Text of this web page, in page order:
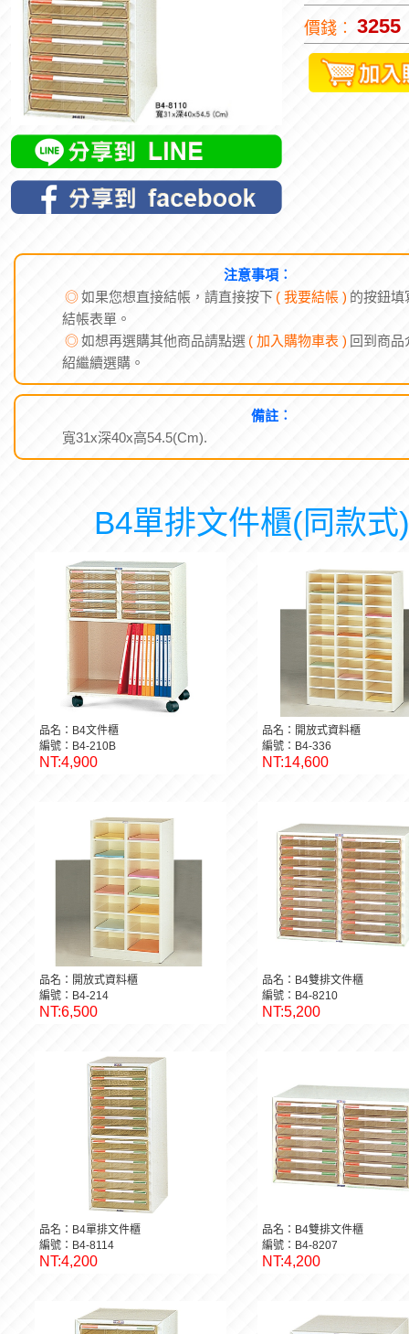
價錢︰ 3255
注意事項︰
◎如果您想直接結帳，請直接按下 ( 我要結帳 ) 的按鈕填
結帳表單。
◎如想再選購其他商品請點選 ( 加入購物車表 ) 回到商品
紹繼續選購。
備註︰
寬31x深40x高54.5(Cm).
B4單排文件櫃(同款式)
品名：B4文件櫃
編號：B4-210B
NT:4,900
品名：開放式資料櫃
編號：B4-336
NT:14,600
品名：開放式資料櫃
編號：B4-214
NT:6,500
品名：B4雙排文件櫃
編號：B4-8210
NT:5,200
品名：B4單排文件櫃
編號：B4-8114
NT:4,200
品名：B4雙排文件櫃
編號：B4-8207
NT:4,200